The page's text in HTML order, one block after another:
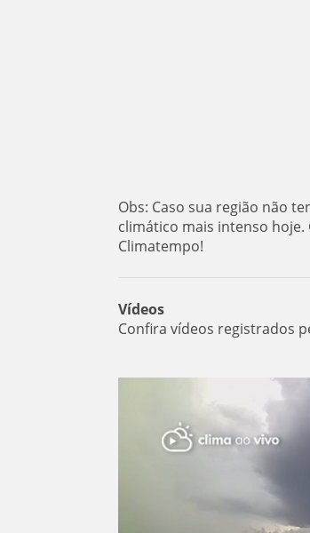
Obs: Caso sua região não
climático mais intenso
Climatempo!
Vídeos
Confira vídeos registrados